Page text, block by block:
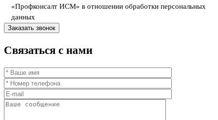
«Профконсалт ИСМ» в отношении обработки персональных
данных
Связаться с нами